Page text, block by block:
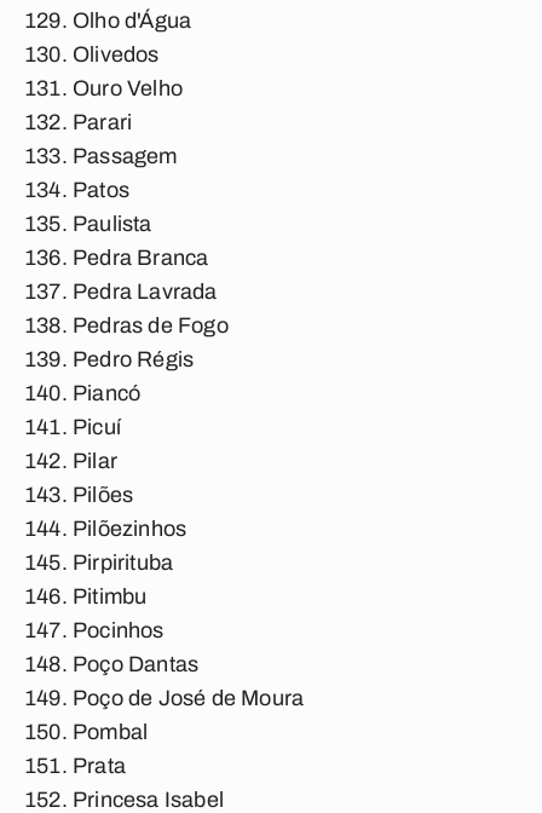
Olho d'Água
Olivedos
Ouro Velho
Parari
Passagem
Patos
Paulista
Pedra Branca
Pedra Lavrada
Pedras de Fogo
Pedro Régis
Piancó
Picuí
Pilar
Pilões
Pilõezinhos
Pirpirituba
Pitimbu
Pocinhos
Poço Dantas
Poço de José de Moura
Pombal
Prata
Princesa Isabel